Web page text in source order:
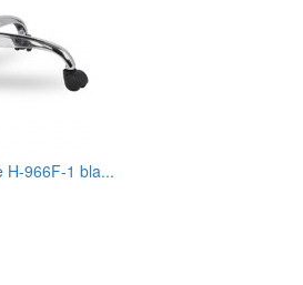
H-966F-1 bla...